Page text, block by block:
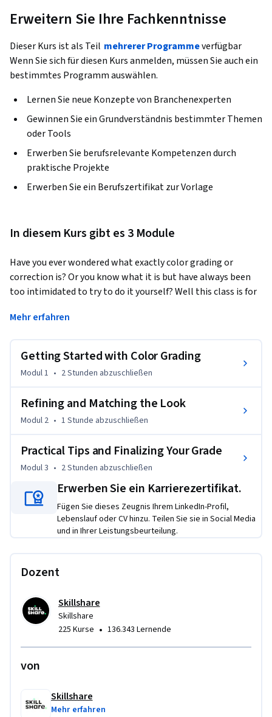
Erweitern Sie Ihre Fachkenntnisse
Dieser Kurs ist als Teil mehrerer Programmeverfügbar
Wenn Sie sich für diesen Kurs anmelden, müssen Sie auch ein
bestimmtes Programm auswählen.
Lernen Sie neue Konzepte von Branchenexperten
Gewinnen Sie ein Grundverständnis bestimmter Themen
oder Tools
Erwerben Sie berufsrelevante Kompetenzen durch
praktische Projekte
Erwerben Sie ein Berufszertifikat zur Vorlage
In diesem Kurs gibt es 3 Module
Have you ever wondered what exactly color grading or
correction is? Or you know what it is but have always been
too intimidated to try to do it yourself? Well this class is for
learned in this course transfer over to many programs (not
just Da Vinci Resolve) so whether you work in Premiere, FCPX
make your images look better.
grade. In this course, Fred even includes all the media used so
that you can easily follow along.
In this course we'll go over:
* Lift, Gamma, Gain
* Highlights
* Saturation
* Tint
* Secondaries and More!
Watch the first few lessons and I'm sure you'll learn
something you'll use on all your projects!
About your teacher:
Fred Trevino is a colorist at Beambox Studio and a Skillshare
Mehr erfahren
Getting Started with Color Grading
Modul 1 • 2 Stunden abzuschließen
Refining and Matching the Look
Modul 2 • 1 Stunde abzuschließen
Practical Tips and Finalizing Your Grade
Modul 3 • 2 Stunden abzuschließen
Erwerben Sie ein Karrierezertifikat.
Fügen Sie dieses Zeugnis Ihrem LinkedIn-Profil,
Lebenslauf oder CV hinzu. Teilen Sie sie in Social Media
und in Ihrer Leistungsbeurteilung.
Dozent
Skillshare
Skillshare
225 Kurse • 136.343 Lernende
von
Skillshare
Mehr erfahren